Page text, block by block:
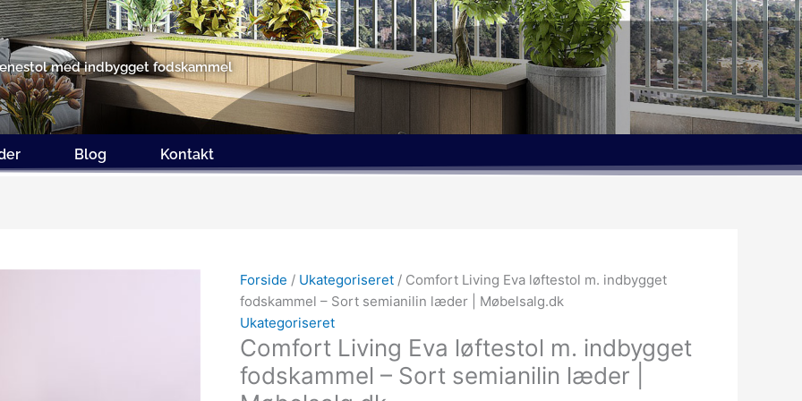
med indbygget fodskammel
Blog Kontakt
Forside / Ukategoriseret / Comfort Living Eva løftestol m. indbygget
fodskammel – Sort semianilin læder | Møbelsalg.dk
Ukategoriseret
Comfort Living Eva løftestol m. indbygget
fodskammel – Sort semianilin læder |
pris
var:
29,037.00kr..
pris
er: